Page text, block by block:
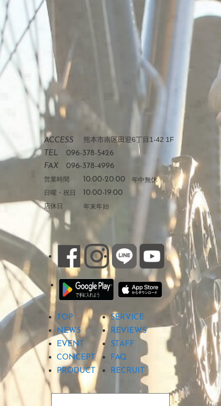
ACCESS 熊本市南区田迎6丁目1-42 1F
TEL
096-378-5426
FAX
096-378-4996
営業時間 10:00-20:00 年中無休
日曜・祝日
10:00-19:00
店休日 年末年始
TOP
SERVICE
NEWS
REVIEWS
EVENT
STAFF
CONCEPT
FAQ
PRODUCT
RECRUIT